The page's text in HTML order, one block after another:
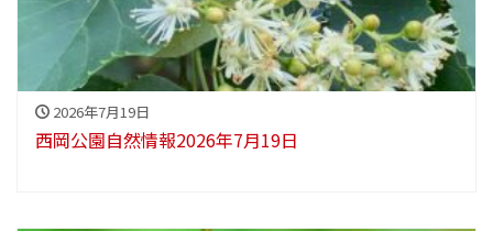
2026年7月19日
西岡公園自然情報2026年7月19日